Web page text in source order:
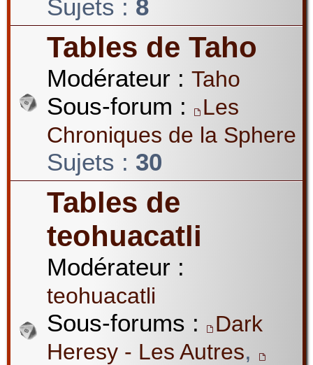
Sujets : 8
Tables de Taho
Modérateur : Taho
Sous-forum :
Les
Chroniques de la Sphere
Sujets : 30
Tables de
teohuacatli
Modérateur :
teohuacatli
Sous-forums :
Dark
Heresy - Les Autres,